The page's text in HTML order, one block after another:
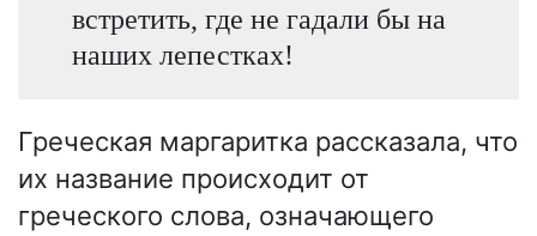
встретить, где не гадали бы на
наших лепестках!
Греческая маргаритка рассказала, что
их название происходит от
греческого слова, означающего